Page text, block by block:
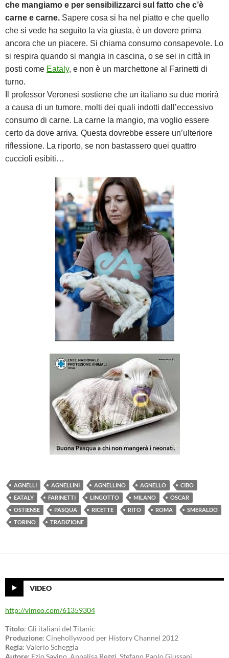
che mangiamo e per sensibilizzarci sul fatto che c’è
carne e carne. Sapere cosa si ha nel piatto e che quello
che si vede ha seguito la via giusta, è un dovere prima
ancora che un piacere. Si chiama consumo consapevole. Lo
si respira quando si mangia in cascina, o se sei in città in
posti come Eataly, e non è un marchettone al Farinetti di
turno.
Il professor Veronesi sostiene che un italiano su due morirà
a causa di un tumore, molti dei quali indotti dall’eccessivo
consumo di carne. La carne la mangio, ma voglio essere
certo da dove arriva. Questa dovrebbe essere un’ulteriore
riflessione. La riporto, se non bastassero quei quattro
cuccioli esibiti…
AGNELLI AGNELLINI AGNELLINO AGNELLO
CIBO
EATALY
FARINETTI LINGOTTO MILANO
OSCAR
OSTIENSE
PASQUA RICETTE RITO ROMA
SMERALDO
TORINO
TRADIZIONE
VIDEO
http://vimeo.com/61359304
Titolo: Gli italiani del Titanic
Produzione: Cinehollywood per History Channel 2012
Regia: Valerio Scheggia